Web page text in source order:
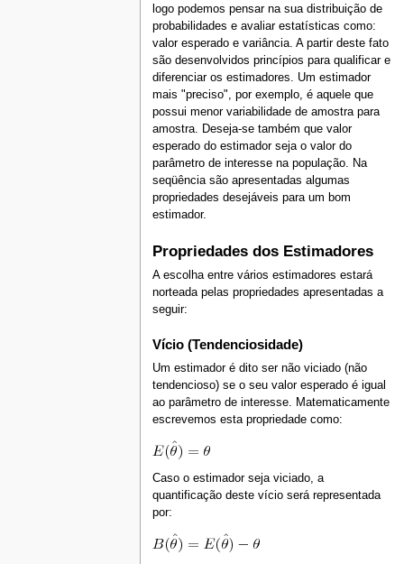
logo podemos pensar na sua distribuição de
probabilidades e avaliar estatísticas como:
valor esperado e variância. A partir deste fato
são desenvolvidos princípios para qualificar e
diferenciar os estimadores. Um estimador
mais "preciso", por exemplo, é aquele que
possui menor variabilidade de amostra para
amostra. Deseja-se também que valor
esperado do estimador seja o valor do
parâmetro de interesse na população. Na
seqüência são apresentadas algumas
propriedades desejáveis para um bom
estimador.
Propriedades dos Estimadores
A escolha entre vários estimadores estará
norteada pelas propriedades apresentadas a
seguir:
Vício (Tendenciosidade)
Um estimador é dito ser não viciado (não
tendencioso) se o seu valor esperado é igual
ao parâmetro de interesse. Matematicamente
escrevemos esta propriedade como:
Caso o estimador seja viciado, a
quantificação deste vício será representada
por: